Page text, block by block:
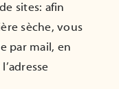
sites: afin
sèche, vous
par mail, en